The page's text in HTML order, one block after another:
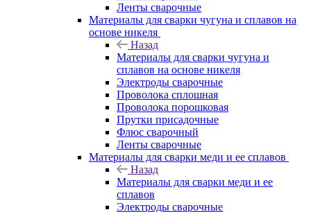
Ленты сварочные
Материалы для сварки чугуна и сплавов на
основе никеля
Назад
Материалы для сварки чугуна и
сплавов на основе никеля
Электроды сварочные
Проволока сплошная
Проволока порошковая
Прутки присадочные
Флюс сварочный
Ленты сварочные
Материалы для сварки меди и ее сплавов
Назад
Материалы для сварки меди и ее
сплавов
Электроды сварочные